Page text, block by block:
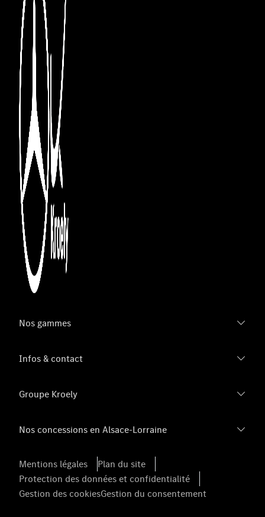
Nos gammes
Infos & contact
Groupe Kroely
Nos concessions en Alsace-Lorraine
Mentions légales
Plan du site
Protection des données et confidentialité
Gestion des cookiesGestion du consentement